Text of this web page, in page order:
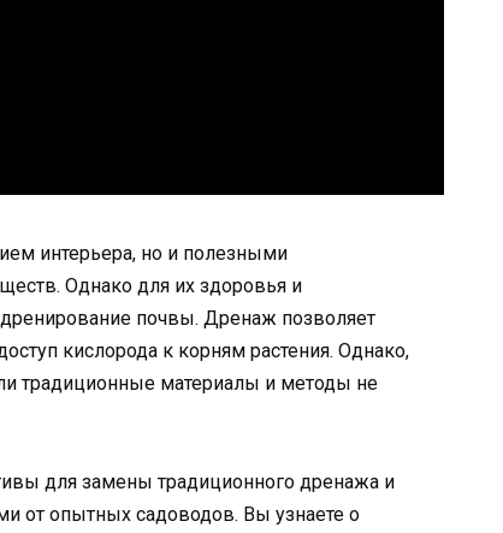
интерьера, но и полезными
Однако для их здоровья и
почвы. Дренаж позволяет
кислорода к корням растения. Однако,
традиционные материалы и методы не
для замены традиционного дренажа и
от опытных садоводов. Вы узнаете о